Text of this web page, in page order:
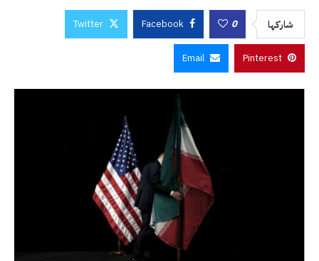
شاركها 0
Facebook
Twitter
Pinterest
Email